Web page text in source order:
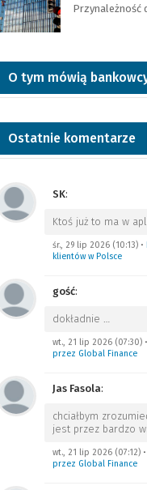
Przynależność
O tym mówią
Ostatnie komentarze
SK:
Ktoś już to ma w
śr., 29 lip 2026 (10:13) •
klientów w Polsce
gość:
dokładnie …
wt., 21 lip 2026 (07:30) •
przez Global Finance
Jas Fasola:
chciałbym
jest przez bardzo
wt., 21 lip 2026 (07:12) •
przez Global Finance